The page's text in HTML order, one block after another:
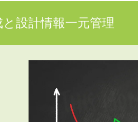
設計情報一元管理